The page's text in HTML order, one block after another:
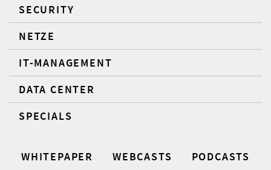
SECURITY
NETZE
IT-MANAGEMENT
DATA CENTER
SPECIALS
WHITEPAPER WEBCASTS
PODCASTS